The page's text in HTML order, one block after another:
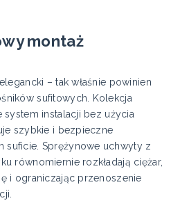
montaż
– tak właśnie powinien
sufitowych. Kolekcja
system instalacji bez użycia
szybkie i bezpieczne
suficie. Sprężynowe uchwyty z
równomiernie rozkładają ciężar,
i ograniczając przenoszenie